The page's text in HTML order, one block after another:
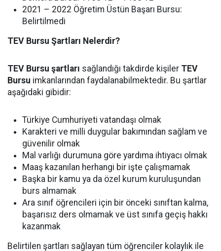
2021 – 2022 Öğretim Üstün Başarı Bursu:
Belirtilmedi
TEV Bursu Şartları Nelerdir?
TEV Bursu şartları sağlandığı takdirde kişiler TEV
Bursu imkanlarından faydalanabilmektedir. Bu şartlar
aşağıdaki gibidir:
Türkiye Cumhuriyeti vatandaşı olmak
Karakteri ve milli duygular bakımından sağlam ve
güvenilir olmak
Mal varlığı durumuna göre yardıma ihtiyacı olmak
Maaş kazanılan herhangi bir işte çalışmamak
Başka bir kamu ya da özel kurum kuruluşundan
burs almamak
Ara sınıf öğrencileri için bir önceki sınıftan kalma,
başarısız ders olmamak ve üst sınıfa geçiş hakkı
kazanmak
Belirtilen şartları sağlayan tüm öğrenciler kolaylık ile